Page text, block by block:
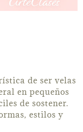
de ser velas
en pequeños
de sostener.
estilos y